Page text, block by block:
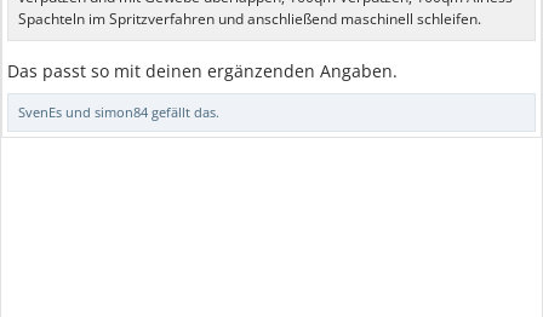
Spachteln im Spritzverfahren und anschließend maschinell schleifen.
Das passt so mit deinen ergänzenden Angaben.
SvenEs und simon84 gefällt das.